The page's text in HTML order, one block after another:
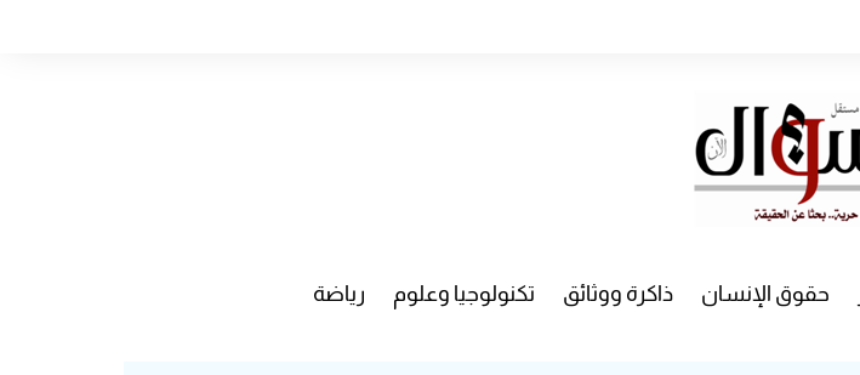
حقوق الإنسان ذاكرة ووثائق تكنولوجيا وعلوم رياضة